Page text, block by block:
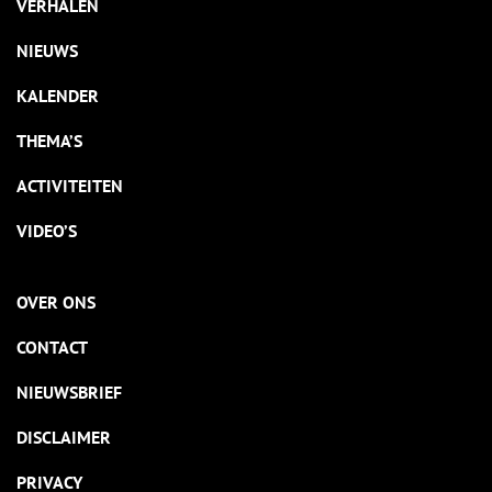
VERHALEN
NIEUWS
KALENDER
THEMA’S
ACTIVITEITEN
VIDEO’S
OVER ONS
CONTACT
NIEUWSBRIEF
DISCLAIMER
PRIVACY